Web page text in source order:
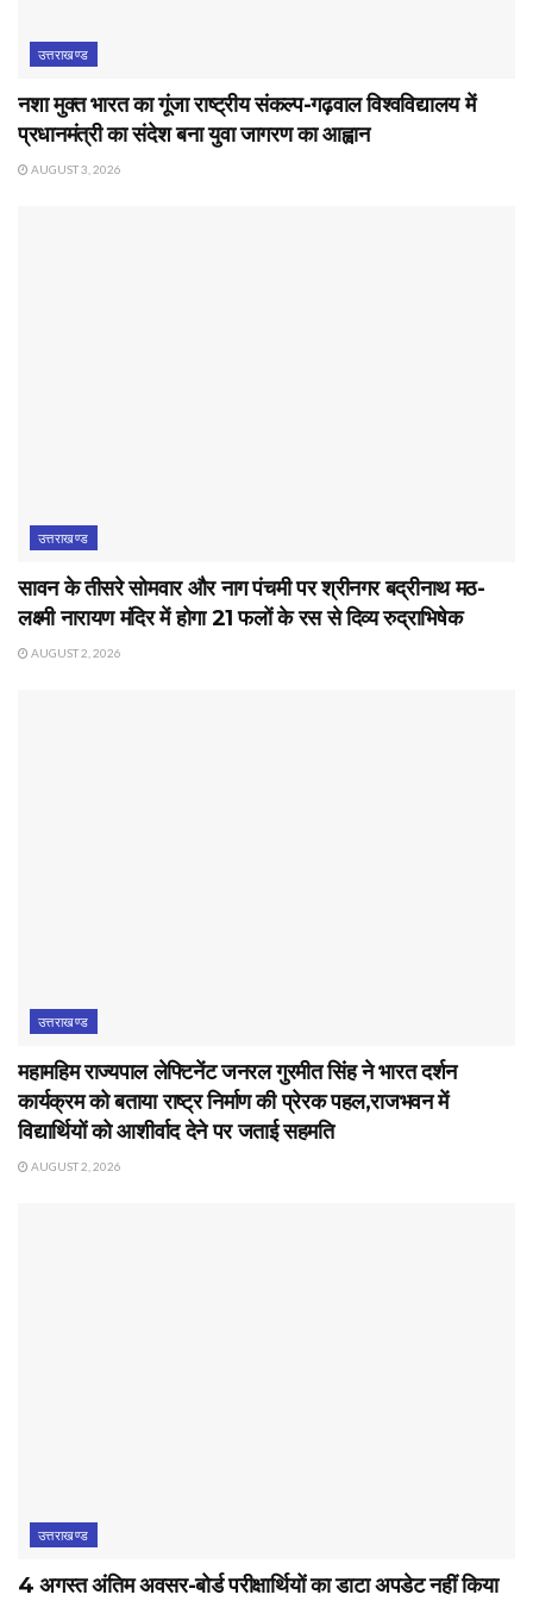
उत्तराखण्ड
नशा मुक्त भारत का गूंजा राष्ट्रीय संकल्प-गढ़वाल विश्वविद्यालय में
प्रधानमंत्री का संदेश बना युवा जागरण का आह्वान
AUGUST 3, 2026
उत्तराखण्ड
सावन के तीसरे सोमवार और नाग पंचमी पर श्रीनगर बद्रीनाथ मठ-
लक्ष्मी नारायण मंदिर में होगा 21 फलों के रस से दिव्य रुद्राभिषेक
AUGUST 2, 2026
उत्तराखण्ड
महामहिम राज्यपाल लेफ्टिनेंट जनरल गुरमीत सिंह ने भारत दर्शन
कार्यक्रम को बताया राष्ट्र निर्माण की प्रेरक पहल,राजभवन में
विद्यार्थियों को आशीर्वाद देने पर जताई सहमति
AUGUST 2, 2026
उत्तराखण्ड
4 अगस्त अंतिम अवसर-बोर्ड परीक्षार्थियों का डाटा अपडेट नहीं किया